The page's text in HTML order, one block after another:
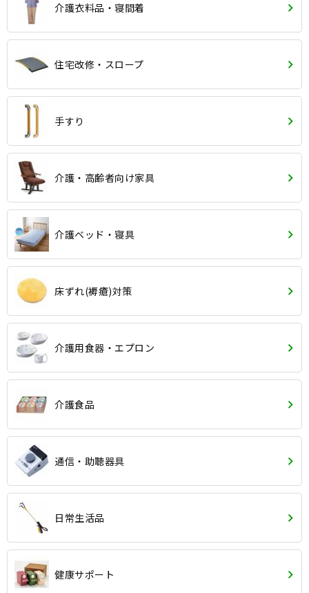
介護衣料品・寝間着
住宅改修・スロープ
手すり
介護・高齢者向け家具
介護ベッド・寝具
床ずれ(褥瘡)対策
介護用食器・エプロン
介護食品
通信・助聴器具
日常生活品
健康サポート